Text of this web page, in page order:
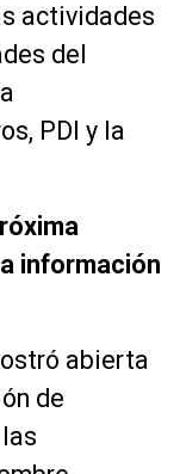
actividades
del
PDI y la
información
abierta
de